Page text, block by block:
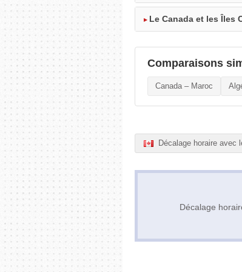
Le Canada et les Îles
Comparaisons
Canada – Maroc
Décalage horaire avec
Décalage